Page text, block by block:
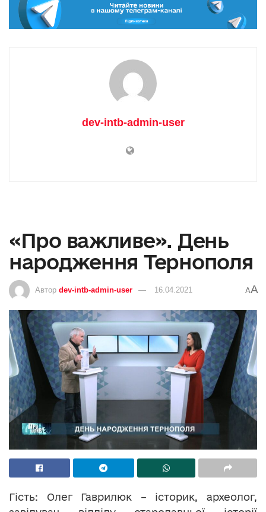
dev-intb-admin-user
«Про важливе». День
народження Тернополя
Автор dev-intb-admin-user 16.04.2021 AA
Гість: Олег Гаврилюк – історик, археолог,